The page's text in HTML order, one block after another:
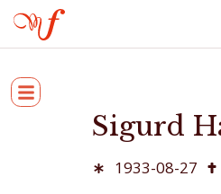
Sigurd
1933-08-27